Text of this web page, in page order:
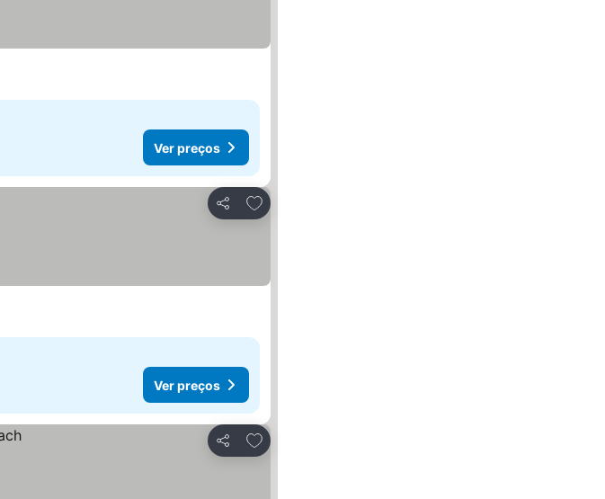
Ver preços
Partilhar
Adicionar aos favoritos
Ver preços
Partilhar
Adicionar aos favoritos